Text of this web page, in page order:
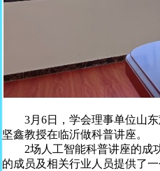
3月6日，学会理事单位山东
坚鑫教授在临沂做科普讲座。
2场人工智能科普讲座的成
的成员及相关行业人员提供了